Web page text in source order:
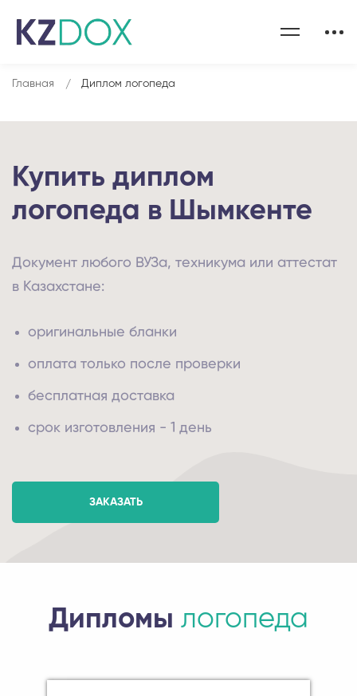
Главная Диплом логопеда
Купить диплом
логопеда в Шымкенте
Документ любого ВУЗа, техникума или аттестат
в Казахстане:
оригинальные бланки
оплата только после проверки
бесплатная доставка
срок изготовления - 1 день
ЗАКАЗАТЬ
Дипломы логопеда